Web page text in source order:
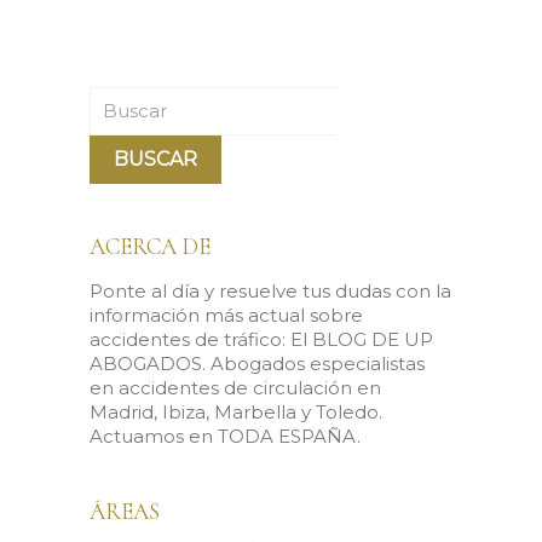
ACERCA DE
Ponte al día y resuelve tus dudas con la
información más actual sobre
accidentes de tráfico: El BLOG DE UP
ABOGADOS. Abogados especialistas
en accidentes de circulación en
Madrid, Ibiza, Marbella y Toledo.
Actuamos en TODA ESPAÑA.
ÁREAS